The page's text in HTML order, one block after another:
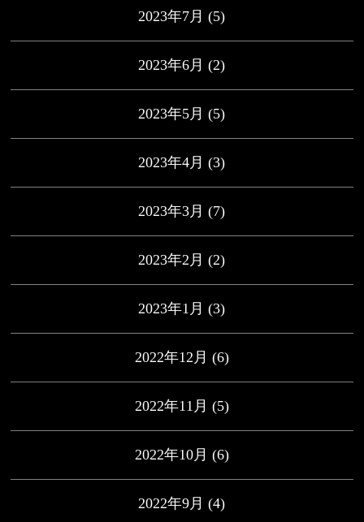
2023年7月 (5)
2023年6月 (2)
2023年5月 (5)
2023年4月 (3)
2023年3月 (7)
2023年2月 (2)
2023年1月 (3)
2022年12月 (6)
2022年11月 (5)
2022年10月 (6)
2022年9月 (4)